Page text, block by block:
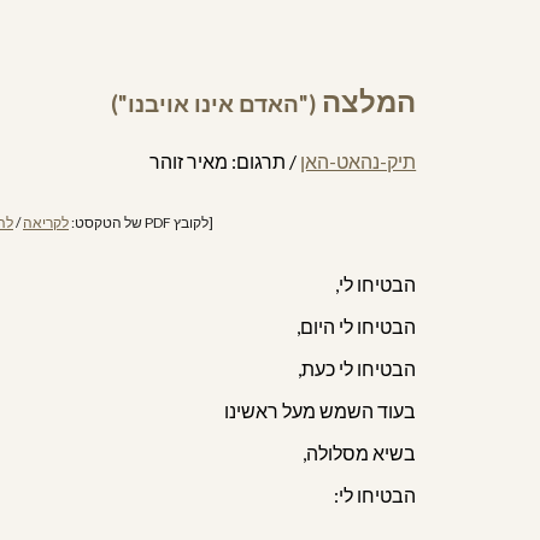
המלצה ("האדם אינו אויבנו")
תיק-נהאט-האן / תרגום: מאיר זוהר
[לקובץ PDF של הטקסט: לקריאה/
הבטיחו לי,
הבטיחו לי היום,
הבטיחו לי כעת,
בעוד השמש מעל ראשינו
בשיא מסלולה,
הבטיחו לי: